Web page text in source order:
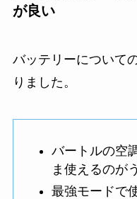
が良い
バッテリーについて
りました。
バートルの空
ま使えるのが
最強モードで